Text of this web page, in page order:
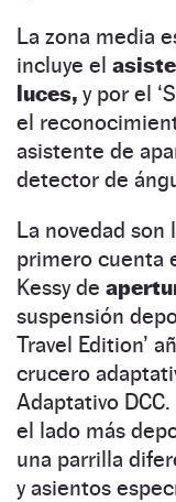
La zona media
incluye el
luces, y por el
el
asistente de
detector de
La novedad son
primero cuenta
Kessy de
suspensión
Travel Edition’
crucero
Adaptativo DCC.
el lado más
una parrilla
y asientos